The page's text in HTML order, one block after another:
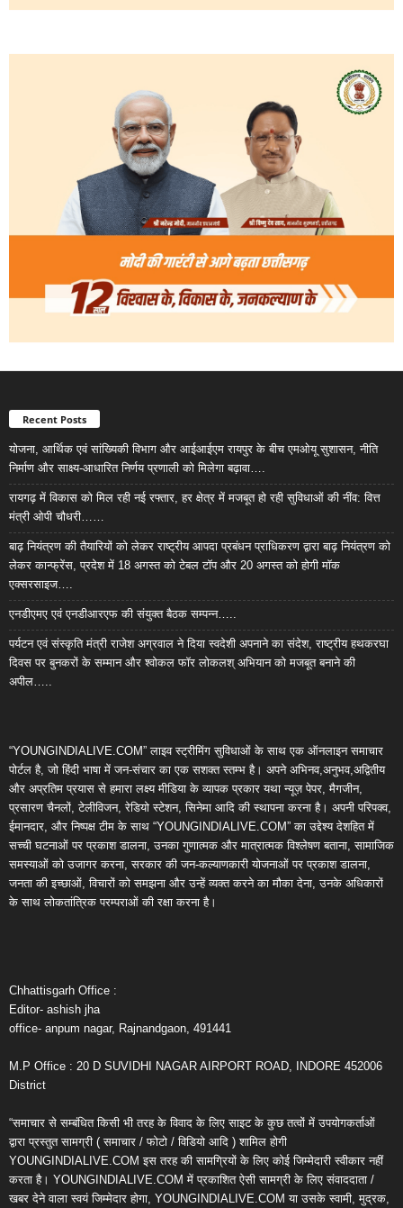
Recent Posts
योजना, आर्थिक एवं सांख्यिकी विभाग और आईआईएम रायपुर के बीच एमओयू सुशासन, नीति
निर्माण और साक्ष्य-आधारित निर्णय प्रणाली को मिलेगा बढ़ावा….
रायगढ़ में विकास को मिल रही नई रफ्तार, हर क्षेत्र में मजबूत हो रही सुविधाओं की नींव: वित्त
मंत्री ओपी चौधरी……
बाढ़ नियंत्रण की तैयारियों को लेकर राष्ट्रीय आपदा प्रबंधन प्राधिकरण द्वारा बाढ़ नियंत्रण को
लेकर कान्फ्रेंस, प्रदेश में 18 अगस्त को टेबल टॉप और 20 अगस्त को होगी मॉक
एक्सरसाइज….
एनडीएमए एवं एनडीआरएफ की संयुक्त बैठक सम्पन्न…..
पर्यटन एवं संस्कृति मंत्री राजेश अग्रवाल ने दिया स्वदेशी अपनाने का संदेश, राष्ट्रीय हथकरघा
दिवस पर बुनकरों के सम्मान और श्वोकल फॉर लोकलश् अभियान को मजबूत बनाने की
अपील…..
“YOUNGINDIALIVE.COM” लाइव स्ट्रीमिंग सुविधाओं के साथ एक ऑनलाइन समाचार
पोर्टल है, जो हिंदी भाषा में जन-संचार का एक सशक्त स्तम्भ है। अपने अभिनव,अनुभव,अद्वितीय
और अप्रतिम प्रयास से हमारा लक्ष्य मीडिया के व्यापक प्रकार यथा न्यूज़ पेपर, मैगजीन,
प्रसारण चैनलों, टेलीविजन, रेडियो स्टेशन, सिनेमा आदि की स्थापना करना है। अपनी परिपक्व,
ईमानदार, और निष्पक्ष टीम के साथ “YOUNGINDIALIVE.COM” का उद्देश्य देशहित में
सच्ची घटनाओं पर प्रकाश डालना, उनका गुणात्मक और मात्रात्मक विश्लेषण बताना, सामाजिक
समस्याओं को उजागर करना, सरकार की जन-कल्याणकारी योजनाओं पर प्रकाश डालना,
जनता की इच्छाओं, विचारों को समझना और उन्हें व्यक्त करने का मौका देना, उनके अधिकारों
के साथ लोकतांत्रिक परम्पराओं की रक्षा करना है।
Chhattisgarh Office :
Editor- ashish jha
office- anpum nagar, Rajnandgaon, 491441
M.P Office : 20 D SUVIDHI NAGAR AIRPORT ROAD, INDORE 452006
District
“समाचार से सम्बंधित किसी भी तरह के विवाद के लिए साइट के कुछ तत्वों में उपयोगकर्ताओं
द्वारा प्रस्तुत सामग्री ( समाचार / फोटो / विडियो आदि ) शामिल होगी
YOUNGINDIALIVE.COM इस तरह की सामग्रियों के लिए कोई जिम्मेदारी स्वीकार नहीं
करता है। YOUNGINDIALIVE.COM में प्रकाशित ऐसी सामग्री के लिए संवाददाता /
खबर देने वाला स्वयं जिम्मेदार होगा, YOUNGINDIALIVE.COM या उसके स्वामी, मुद्रक,